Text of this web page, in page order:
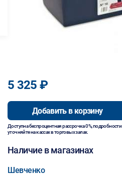
5 325 ₽
Добавить в корзину
Доступна беспроцентная рассрочка 0%, подробности
уточняйте на кассах в торговых залах.
Наличие в магазинах
Шевченко